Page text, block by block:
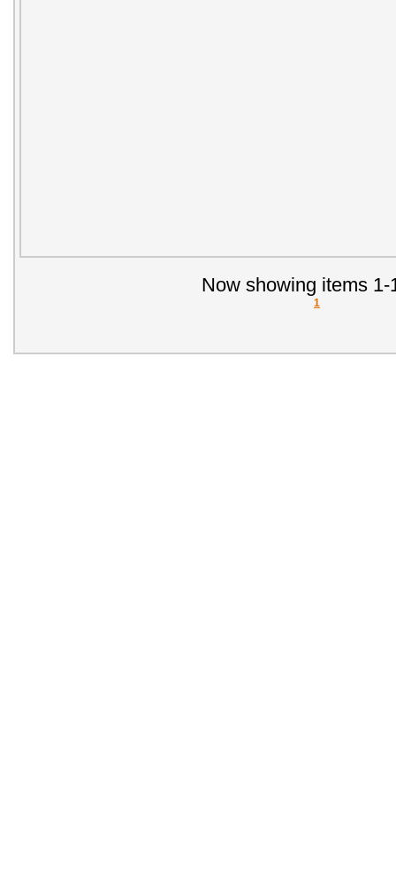
Now showing items 1-
1